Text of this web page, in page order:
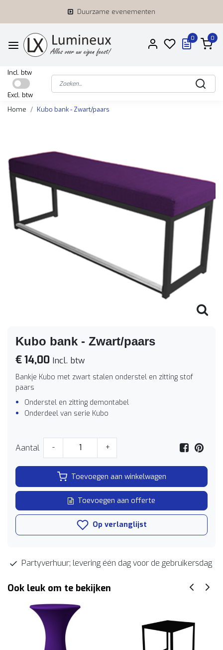
Duurzame evenementen
0 0
Incl. btw
Excl. btw
Home
Kubo bank - Zwart/paars
Kubo bank - Zwart/paars
€ 14,00 Incl. btw
Bankje Kubo met zwart stalen onderstel en zitting stof
paars
Onderstel en zitting demontabel
Onderdeel van serie Kubo
Aantal - +
Toevoegen aan winkelwagen
Toevoegen aan offerte
Op verlanglijst
Partyverhuur; levering één dag voor de gebruikersdag
Ook leuk om te bekijken